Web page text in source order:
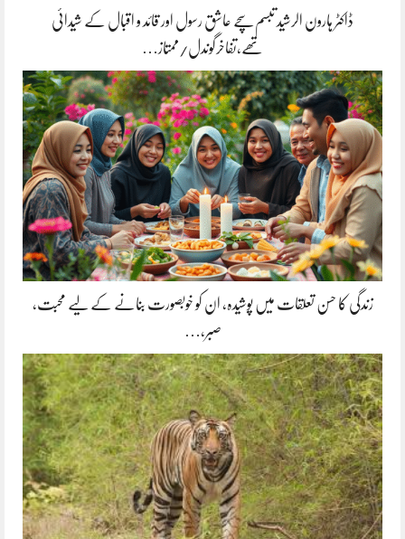
ڈاکٹر ہارون الرشید تبسم سچے عاشق رسول اور قائد و اقبال کے شیدائی
تھے،تفاخرگوندل/ممتاز…
زندگی کا حسن تعلقات میں پوشیدہ, ان کو خوبصورت بنانے کے لیے محبت،
صبر،…